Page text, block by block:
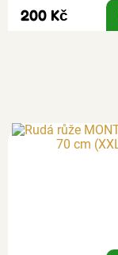
200 Kč